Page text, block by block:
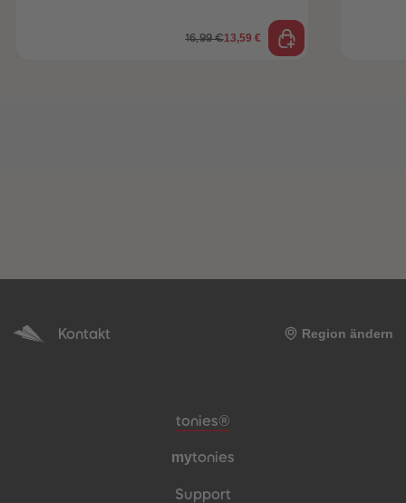
16,99 €13,59 €
Kontakt Region ändern
Meta-Navigation Footer
tonies®
mytonies
Support